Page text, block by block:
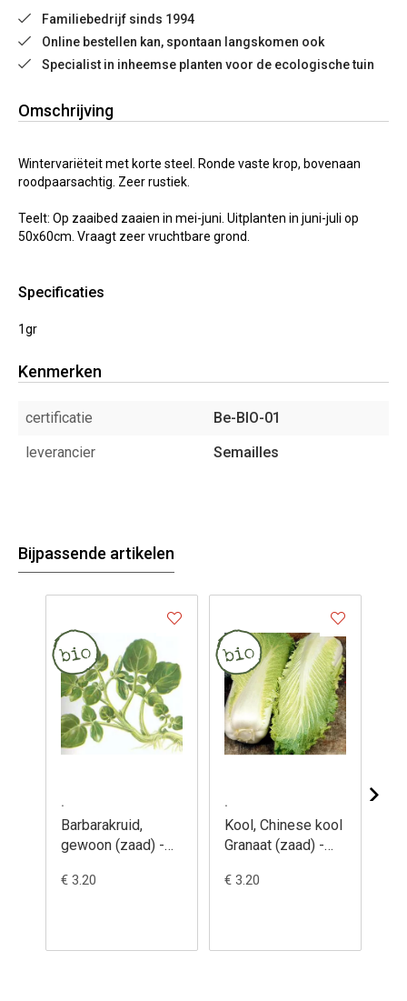
Familiebedrijf sinds 1994
Online bestellen kan, spontaan langskomen ook
Specialist in inheemse planten voor de ecologische tuin
Omschrijving
Wintervariëteit met korte steel. Ronde vaste krop, bovenaan
roodpaarsachtig. Zeer rustiek.
Teelt: Op zaaibed zaaien in mei-juni. Uitplanten in juni-juli op
50x60cm. Vraagt zeer vruchtbare grond.
Specificaties
1gr
Kenmerken
certificatie
Be-BIO-01
leverancier
Semailles
Bijpassende artikelen
.
Barbarakruid,
gewoon (zaad) -
€ 3.20
.
Kool, Chinese kool
Granaat (zaad) -
pekinensis
€ 3.20